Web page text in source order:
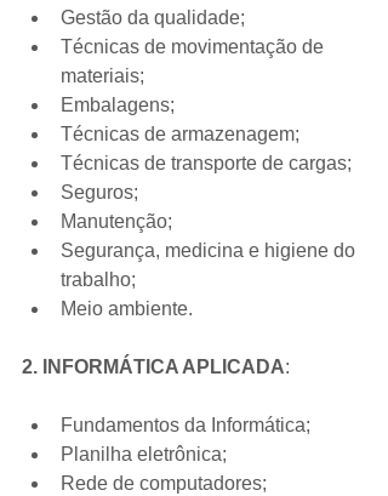
Gestão da qualidade;
Técnicas de movimentação de
materiais;
Embalagens;
Técnicas de armazenagem;
Técnicas de transporte de cargas;
Seguros;
Manutenção;
Segurança, medicina e higiene do
trabalho;
Meio ambiente.
2. INFORMÁTICA APLICADA:
Fundamentos da Informática;
Planilha eletrônica;
Rede de computadores;